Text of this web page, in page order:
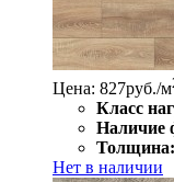
Цена: 827руб./м
Класс
Наличие
Толщина:
Нет в наличии